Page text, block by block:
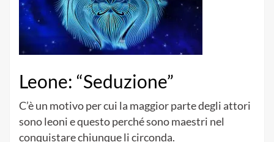
Leone: “Seduzione”
C’è un motivo per cui la maggior parte degli attori
sono leoni e questo perché sono maestri nel
conquistare chiunque li circonda.